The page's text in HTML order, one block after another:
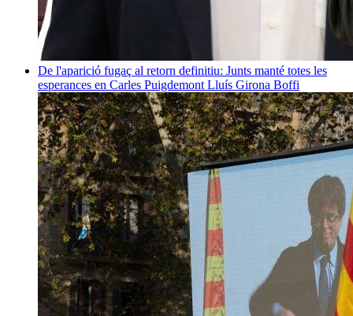
De l'aparició fugaç al retorn definitiu: Junts manté totes les
esperances en Carles Puigdemont Lluís Girona Boffi